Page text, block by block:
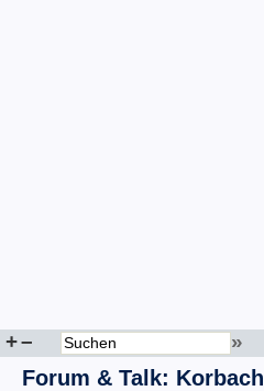
+– »
Forum & Talk: Korbach